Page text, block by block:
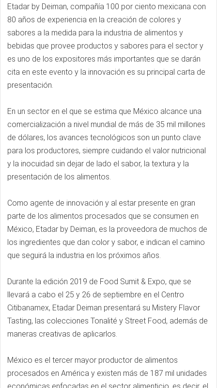
Etadar by Deiman, compañía 100 por ciento mexicana con
80 años de experiencia en la creación de colores y
sabores a la medida para la industria de alimentos y
bebidas que provee productos y sabores para el sector y
es uno de los expositores más importantes que se darán
cita en este evento y la innovación es su principal carta de
presentación.
En un sector en el que se estima que México alcance una
comercialización a nivel mundial de más de 35 mil millones
de dólares, los avances tecnológicos son un punto clave
para los productores, siempre cuidando el valor nutricional
y la inocuidad sin dejar de lado el sabor, la textura y la
presentación de los alimentos.
Como agente de innovación y al estar presente en gran
parte de los alimentos procesados que se consumen en
México, Etadar by Deiman, es la proveedora de muchos de
los ingredientes que dan color y sabor, e indican el camino
que seguirá la industria en los próximos años.
Durante la edición 2019 de Food Sumit & Expo, que se
llevará a cabo el 25 y 26 de septiembre en el Centro
Citibanamex, Etadar Deiman presentará su Mistery Flavor
Tasting, las colecciones Tonalité y Street Food, además de
maneras creativas de aplicarlos.
México es el tercer mayor productor de alimentos
procesados en América y existen más de 187 mil unidades